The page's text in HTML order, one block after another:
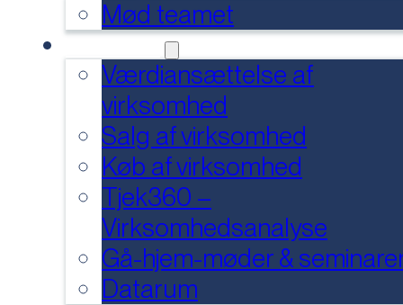
Mød teamet
Værdiansættelse af
virksomhed
Salg af virksomhed
Køb af virksomhed
Tjek360 –
Virksomhedsanalyse
Gå-hjem-møder &
Datarum